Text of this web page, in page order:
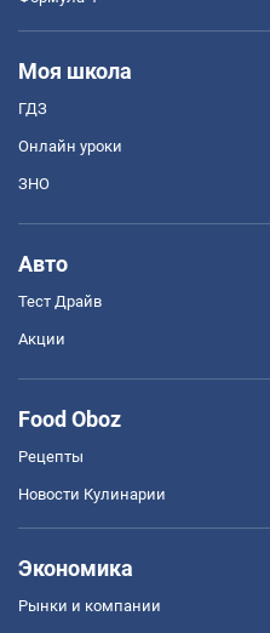
Моя школа
ГДЗ
Онлайн уроки
ЗНО
Авто
Тест Драйв
Акции
Food Oboz
Рецепты
Новости Кулинарии
Экономика
Рынки и компании